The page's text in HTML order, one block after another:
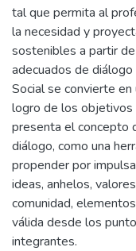
tal que permita al
la necesidad y
sostenibles a partir
adecuados de
Social se convierte
logro de los objetivos
presenta el concepto
diálogo, como una
propender por
ideas, anhelos,
comunidad,
válida desde los
integrantes.